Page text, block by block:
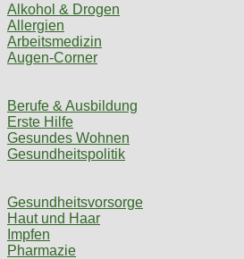
Alkohol & Drogen
Allergien
Arbeitsmedizin
Augen-Corner
Berufe & Ausbildung
Erste Hilfe
Gesundes Wohnen
Gesundheitspolitik
Gesundheitsvorsorge
Haut und Haar
Impfen
Pharmazie